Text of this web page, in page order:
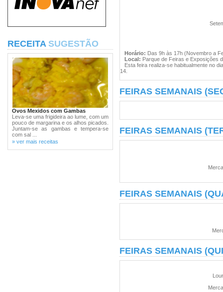
RECEITA SUGESTÃO
Ovos Mexidos com Gambas
Leva-se uma frigideira ao lume, com um
pouco de margarina e os alhos picados.
Juntam-se as gambas e tempera-se
com sal ...
» ver mais receitas
Horário: Das 9h às 17h (Novembro a
Local: Parque de Feiras e Exposições
Esta feira realiza-se habitualmente no
14.
FEIRAS SEMANAIS
FEIRAS SEMANAIS
FEIRAS SEMANAIS
FEIRAS SEMANAIS